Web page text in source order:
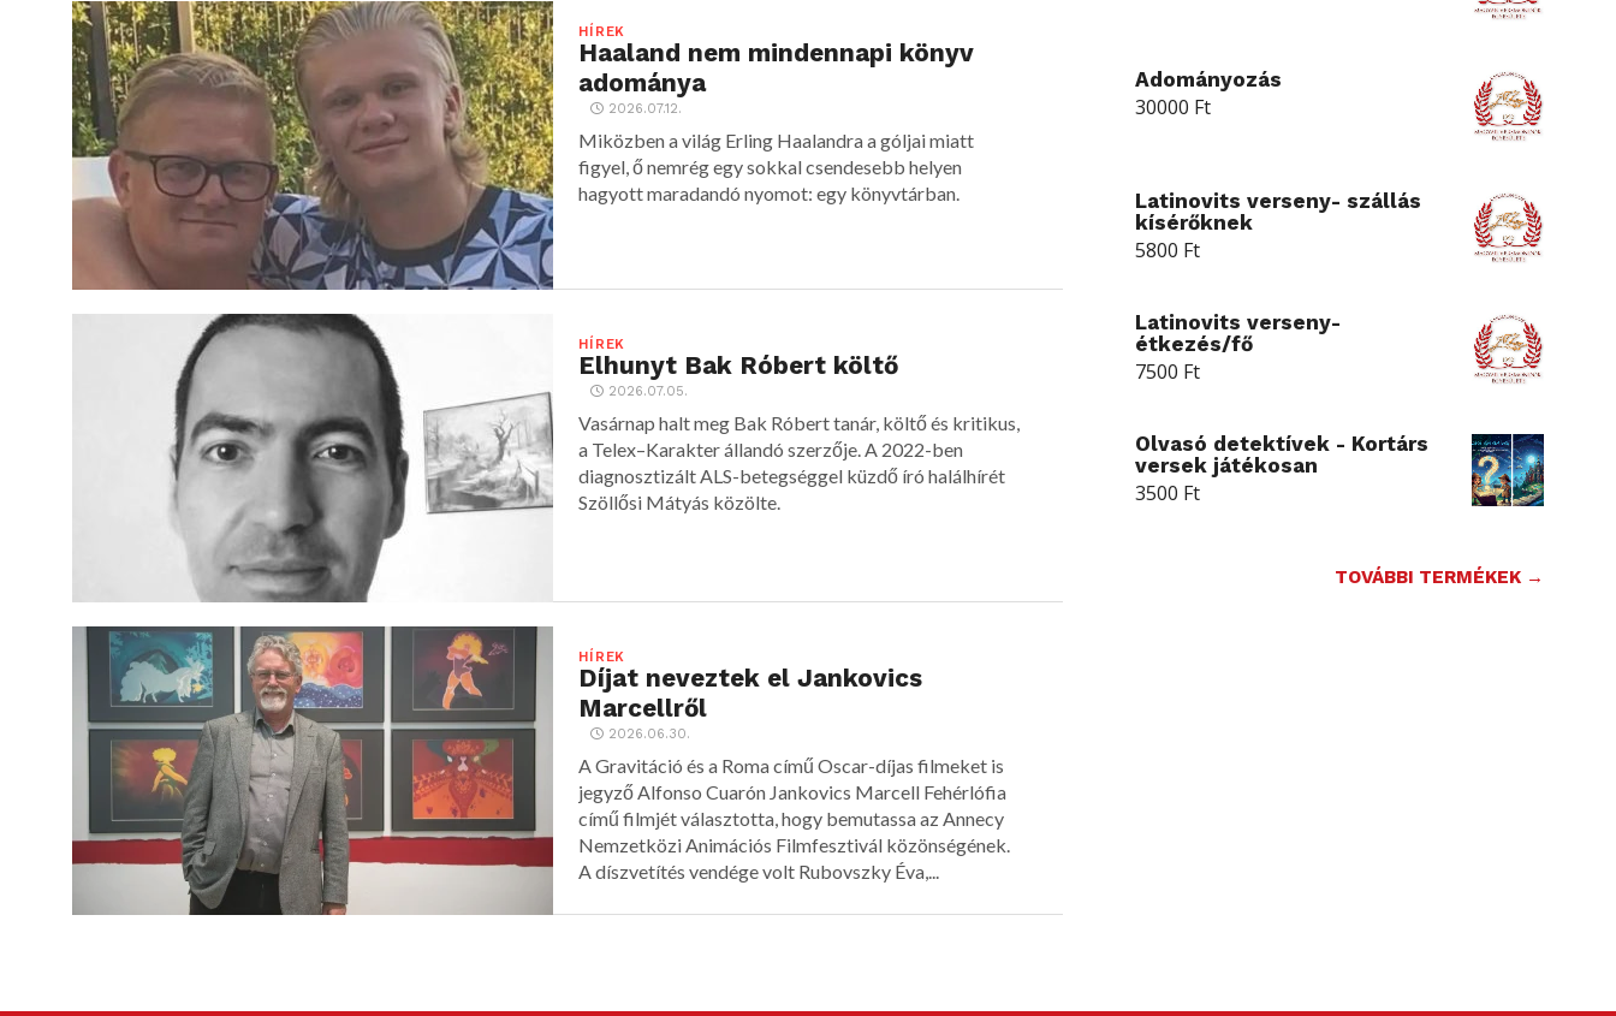
HÍREK
Haaland nem mindennapi könyv
adománya
2026.07.12.
Miközben a világ Erling Haalandra a góljai miatt
figyel, ő nemrég egy sokkal csendesebb helyen
hagyott maradandó nyomot: egy könyvtárban.
HÍREK
Elhunyt Bak Róbert költő
2026.07.05.
Vasárnap halt meg Bak Róbert tanár, költő és kritikus,
a Telex–Karakter állandó szerzője. A 2022-ben
diagnosztizált ALS-betegséggel küzdő író halálhírét
Szöllősi Mátyás közölte.
HÍREK
Díjat neveztek el Jankovics
Marcellről
2026.06.30.
A Gravitáció és a Roma című Oscar-díjas filmeket is
jegyző Alfonso Cuarón Jankovics Marcell Fehérlófia
című filmjét választotta, hogy bemutassa az Annecy
Nemzetközi Animációs Filmfesztivál közönségének.
A díszvetítés vendége volt Rubovszky Éva,...
Adományozás
30000 Ft
Latinovits verseny- szállás
kísérőknek
5800 Ft
Latinovits verseny-
étkezés/fő
7500 Ft
Olvasó detektívek - Kortárs
versek játékosan
3500 Ft
TOVÁBBI TERMÉKEK →